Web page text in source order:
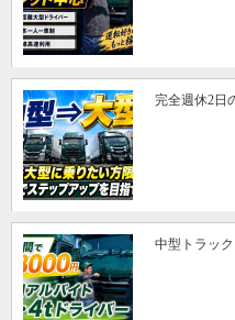
完全週休2日
中型トラッ